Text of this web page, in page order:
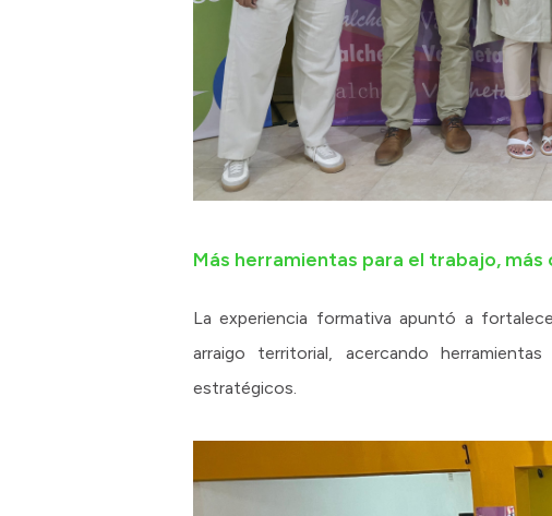
Más herramientas para el trabajo, más
La experiencia formativa apuntó a
arraigo territorial, acercando
estratégicos.